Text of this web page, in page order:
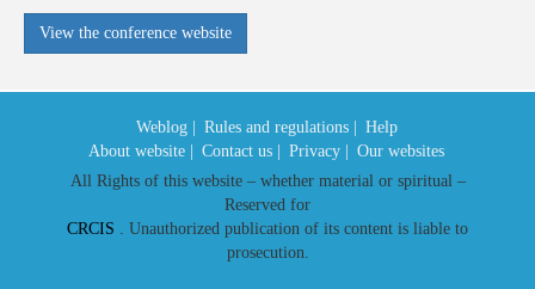
View the conference website
Weblog | Rules and regulations |
Help
About website |
Contact us | Privacy |
Our websites
All Rights of this website – whether material or spiritual –
Reserved for
CRCIS . Unauthorized publication of its content is liable to
prosecution.